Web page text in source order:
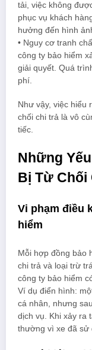
tải, việc không
phục vụ khách
hưởng đến hình
• Nguy cơ tranh
công ty bảo hiểm
giải quyết. Quá
phí.
Như vậy, việc hiểu
chối chi trả là vô
tiếc.
Những
Bị Từ Chối
Vi phạm điều
hiểm
Mỗi hợp đồng bảo
chi trả và loại trừ
công ty bảo hiểm
Ví dụ điển hình:
cá nhân, nhưng
dịch vụ. Khi xảy ra
thường vì xe đã sử